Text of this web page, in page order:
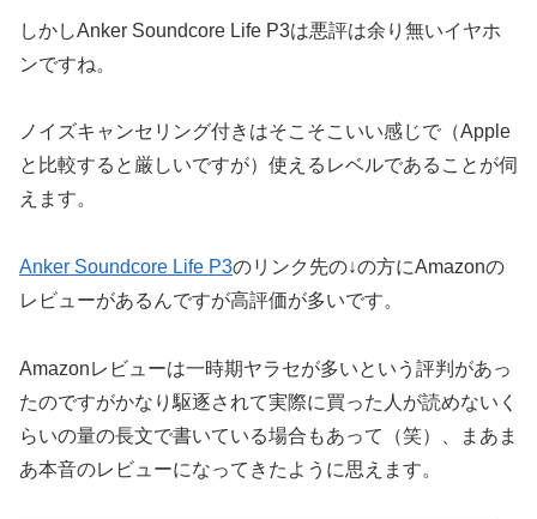
しかしAnker Soundcore Life P3は悪評は余り無いイヤホ
ンですね。
ノイズキャンセリング付きはそこそこいい感じで（Apple
と比較すると厳しいですが）使えるレベルであることが伺
えます。
Anker Soundcore Life P3のリンク先の↓の方にAmazonの
レビューがあるんですが高評価が多いです。
Amazonレビューは一時期ヤラセが多いという評判があっ
たのですがかなり駆逐されて実際に買った人が読めないく
らいの量の長文で書いている場合もあって（笑）、まあま
あ本音のレビューになってきたように思えます。